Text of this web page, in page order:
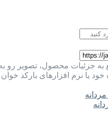
جزئیات محصول، تصویر رو به
یا نرم افزارهای بارکد